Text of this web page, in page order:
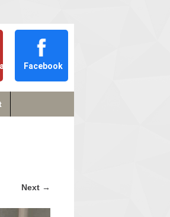
Facebook
Next →